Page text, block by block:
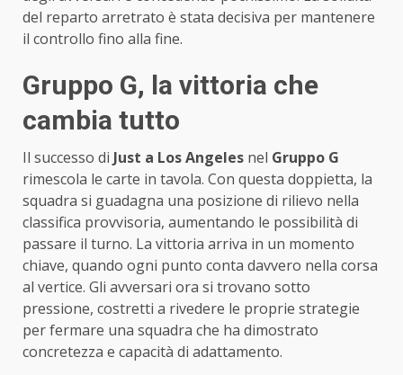
del reparto arretrato è stata decisiva per mantenere
il controllo fino alla fine.
Gruppo G, la vittoria che
cambia tutto
Il successo di Just a Los Angeles nel Gruppo G
rimescola le carte in tavola. Con questa doppietta, la
squadra si guadagna una posizione di rilievo nella
classifica provvisoria, aumentando le possibilità di
passare il turno. La vittoria arriva in un momento
chiave, quando ogni punto conta davvero nella corsa
al vertice. Gli avversari ora si trovano sotto
pressione, costretti a rivedere le proprie strategie
per fermare una squadra che ha dimostrato
concretezza e capacità di adattamento.